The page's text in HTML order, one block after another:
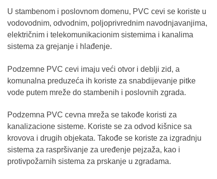
U stambenom i poslovnom domenu, PVC cevi se koriste u
vodovodnim, odvodnim, poljoprivrednim navodnjavanjima,
električnim i telekomunikacionim sistemima i kanalima
sistema za grejanje i hlađenje.
Podzemne PVC cevi imaju veći otvor i deblji zid, a
komunalna preduzeća ih koriste za snabdijevanje pitke
vode putem mreže do stambenih i poslovnih zgrada.
Podzemna PVC cevna mreža se takođe koristi za
kanalizacione sisteme. Koriste se za odvod kišnice sa
krovova i drugih objekata. Takođe se koriste za izgradnju
sistema za raspršivanje za uređenje pejzaža, kao i
protivpožarnih sistema za prskanje u zgradama.